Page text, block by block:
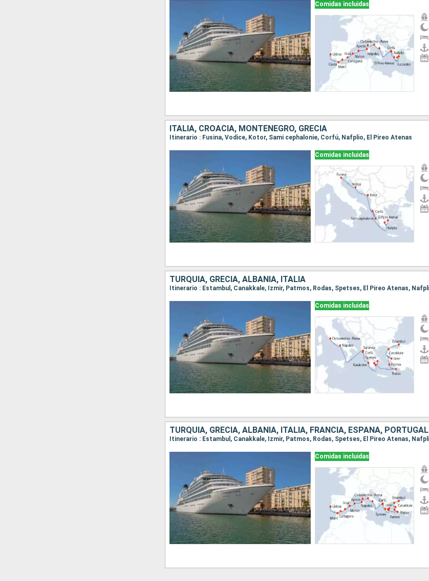
Comidas incluidas
ITALIA, CROACIA, MONTENEGRO, GRECIA
Itinerario : Fusina, Vodice, Kotor, Sami cephalonie, Corfú, Nafplio, El Pireo Atenas
Comidas incluidas
TURQUÍA, GRECIA, ALBANIA, ITALIA
Comidas incluidas
TURQUÍA, GRECIA, ALBANIA, ITALIA, FRANCIA, ESPAÑA, PORTUGAL
Comidas incluidas